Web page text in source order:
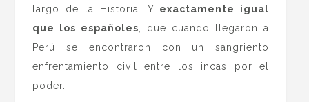
largo de la Historia. Y exactamente igual
que los españoles , que cuando llegaron a
Perú se encontraron con un sangriento
enfrentamiento civil entre los incas por el
poder.